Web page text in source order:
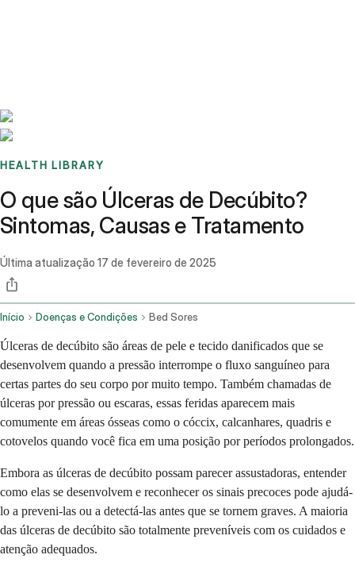
HEALTH LIBRARY
O que são Úlceras de Decúbito?
Sintomas, Causas e Tratamento
Última atualização 17 de fevereiro de 2025
Início Doenças e Condições Bed Sores
Úlceras de decúbito são áreas de pele e tecido danificados que se
desenvolvem quando a pressão interrompe o fluxo sanguíneo para
certas partes do seu corpo por muito tempo. Também chamadas de
úlceras por pressão ou escaras, essas feridas aparecem mais
comumente em áreas ósseas como o cóccix, calcanhares, quadris e
cotovelos quando você fica em uma posição por períodos prolongados.
Embora as úlceras de decúbito possam parecer assustadoras, entender
como elas se desenvolvem e reconhecer os sinais precoces pode ajudá-
lo a preveni-las ou a detectá-las antes que se tornem graves. A maioria
das úlceras de decúbito são totalmente preveníveis com os cuidados e
atenção adequados.